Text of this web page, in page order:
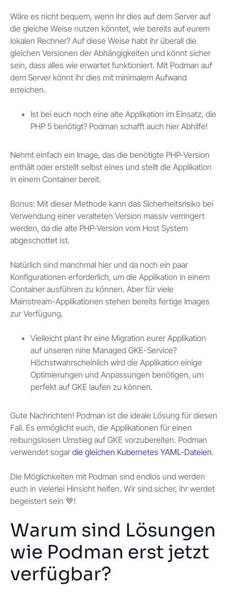
Wäre es nicht bequem, wenn ihr dies auf dem Server auf
die gleiche Weise nutzen könntet, wie bereits auf eurem
lokalen Rechner? Auf diese Weise habt ihr überall die
gleichen Versionen der Abhängigkeiten und könnt sicher
sein, dass alles wie erwartet funktioniert. Mit Podman auf
dem Server könnt ihr dies mit minimalem Aufwand
erreichen.
Ist bei euch noch eine alte Applikation im Einsatz, die
PHP 5 benötigt? Podman schafft auch hier Abhilfe!
Nehmt einfach ein Image, das die benötigte PHP-Version
enthält oder erstellt selbst eines und stellt die Applikation
in einem Container bereit.
Bonus: Mit dieser Methode kann das Sicherheitsrisiko bei
Verwendung einer veralteten Version massiv verringert
werden, da die alte PHP-Version vom Host System
abgeschottet ist.
Natürlich sind manchmal hier und da noch ein paar
Konfigurationen erforderlich, um die Applikation in einem
Container ausführen zu können. Aber für viele
Mainstream-Applikationen stehen bereits fertige Images
zur Verfügung.
Vielleicht plant ihr eine Migration eurer Applikation
auf unseren nine Managed GKE-Service?
Höchstwahrscheinlich wird die Applikation einige
Optimierungen und Anpassungen benötigen, um
perfekt auf GKE laufen zu können.
Gute Nachrichten! Podman ist die ideale Lösung für diesen
Fall. Es ermöglicht euch, die Applikationen für einen
reibungslosen Umstieg auf GKE vorzubereiten. Podman
verwendet sogardie gleichen Kubernetes YAML-Dateien.
Die Möglichkeiten mit Podman sind endlos und werden
euch in vielerlei Hinsicht helfen. Wir sind sicher, ihr werdet
begeistert sein 💙!
Warum sind Lösungen
wie Podman erst jetzt
verfügbar?